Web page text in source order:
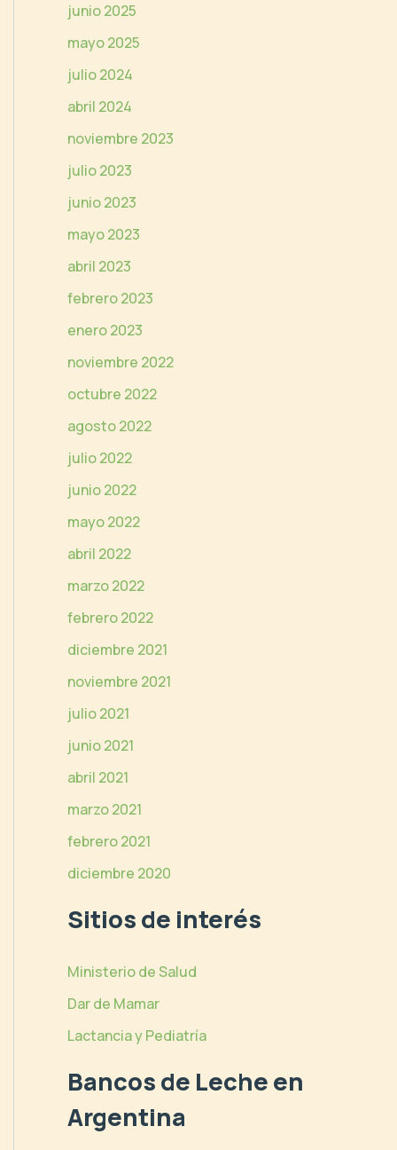
junio 2025
mayo 2025
julio 2024
abril 2024
noviembre 2023
julio 2023
junio 2023
mayo 2023
abril 2023
febrero 2023
enero 2023
noviembre 2022
octubre 2022
agosto 2022
julio 2022
junio 2022
mayo 2022
abril 2022
marzo 2022
febrero 2022
diciembre 2021
noviembre 2021
julio 2021
junio 2021
abril 2021
marzo 2021
febrero 2021
diciembre 2020
Sitios de interés
Ministerio de Salud
Dar de Mamar
Lactancia y Pediatría
Bancos de Leche en
Argentina